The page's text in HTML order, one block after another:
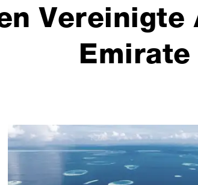
Vereinigte
Emirate